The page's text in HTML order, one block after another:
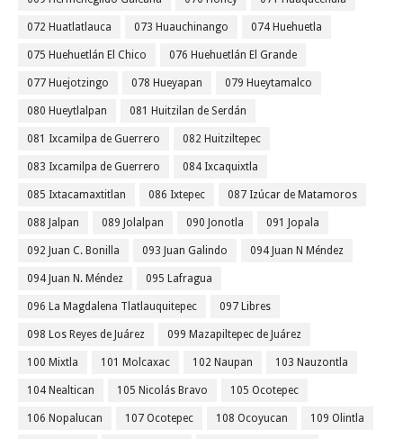
072 Huatlatlauca 073 Huauchinango 074 Huehuetla
075 Huehuetlán El Chico 076 Huehuetlán El Grande
077 Huejotzingo 078 Hueyapan 079 Hueytamalco
080 Hueytlalpan 081 Huitzilan de Serdán
081 Ixcamilpa de Guerrero 082 Huitziltepec
083 Ixcamilpa de Guerrero 084 Ixcaquixtla
085 Ixtacamaxtitlan 086 Ixtepec 087 Izúcar de Matamoros
088 Jalpan 089 Jolalpan 090 Jonotla 091 Jopala
092 Juan C. Bonilla 093 Juan Galindo 094 Juan N Méndez
094 Juan N. Méndez 095 Lafragua
096 La Magdalena Tlatlauquitepec 097 Libres
098 Los Reyes de Juárez 099 Mazapiltepec de Juárez
100 Mixtla 101 Molcaxac 102 Naupan 103 Nauzontla
104 Nealtican 105 Nicolás Bravo 105 Ocotepec
106 Nopalucan 107 Ocotepec 108 Ocoyucan 109 Olintla